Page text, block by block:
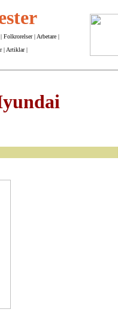
Folkrorelser| Arbetare|
| Artiklar|